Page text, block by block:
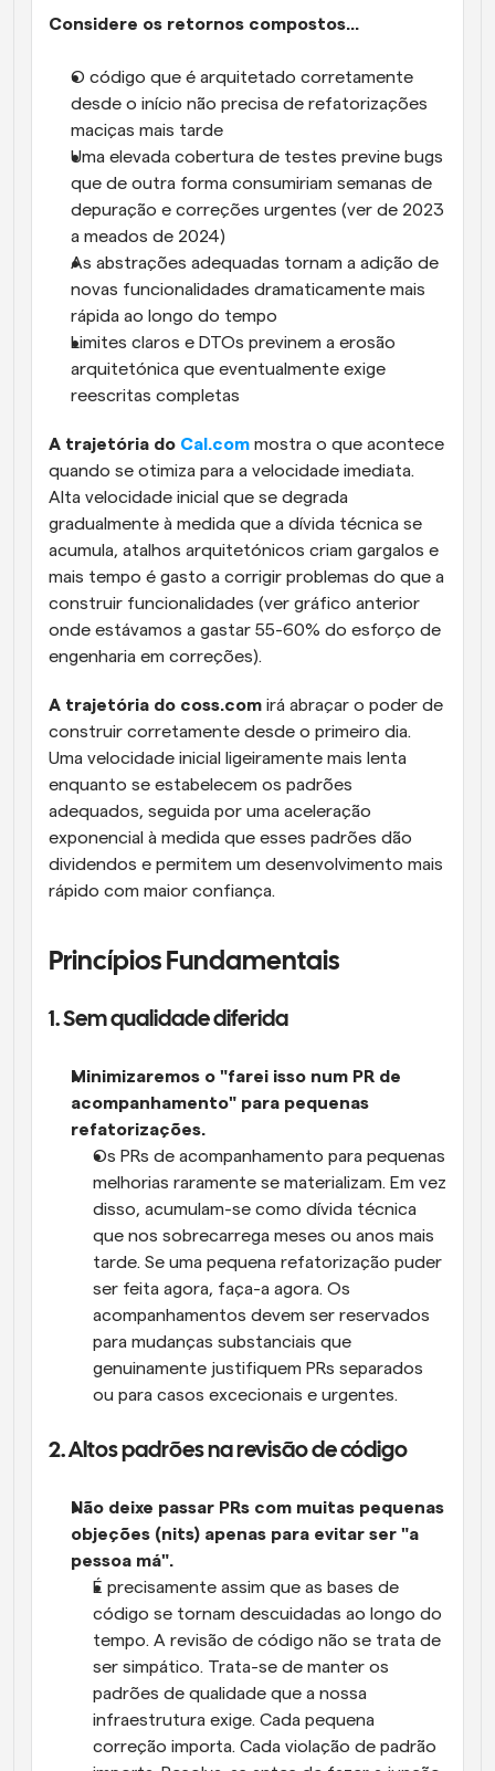
Considere os retornos compostos...
O código que é arquitetado corretamente
desde o início não precisa de refatorizações
maciças mais tarde
Uma elevada cobertura de testes previne bugs
que de outra forma consumiriam semanas de
depuração e correções urgentes (ver de 2023
a meados de 2024)
As abstrações adequadas tornam a adição de
novas funcionalidades dramaticamente mais
rápida ao longo do tempo
Limites claros e DTOs previnem a erosão
arquitetónica que eventualmente exige
reescritas completas
A trajetória do Cal.com mostra o que acontece
quando se otimiza para a velocidade imediata.
Alta velocidade inicial que se degrada
gradualmente à medida que a dívida técnica se
acumula, atalhos arquitetónicos criam gargalos e
mais tempo é gasto a corrigir problemas do que a
construir funcionalidades (ver gráfico anterior
onde estávamos a gastar 55-60% do esforço de
engenharia em correções).
A trajetória do coss.com irá abraçar o poder de
construir corretamente desde o primeiro dia.
Uma velocidade inicial ligeiramente mais lenta
enquanto se estabelecem os padrões
adequados, seguida por uma aceleração
exponencial à medida que esses padrões dão
dividendos e permitem um desenvolvimento mais
rápido com maior confiança.
Princípios Fundamentais
1. Sem qualidade diferida
Minimizaremos o "farei isso num PR de
acompanhamento" para pequenas
refatorizações.
Os PRs de acompanhamento para pequenas
melhorias raramente se materializam. Em vez
disso, acumulam-se como dívida técnica
que nos sobrecarrega meses ou anos mais
tarde. Se uma pequena refatorização puder
ser feita agora, faça-a agora. Os
acompanhamentos devem ser reservados
para mudanças substanciais que
genuinamente justifiquem PRs separados
ou para casos excecionais e urgentes.
2. Altos padrões na revisão de código
Não deixe passar PRs com muitas pequenas
objeções (nits) apenas para evitar ser "a
pessoa má".
É precisamente assim que as bases de
código se tornam descuidadas ao longo do
tempo. A revisão de código não se trata de
ser simpático. Trata-se de manter os
padrões de qualidade que a nossa
infraestrutura exige. Cada pequena
correção importa. Cada violação de padrão